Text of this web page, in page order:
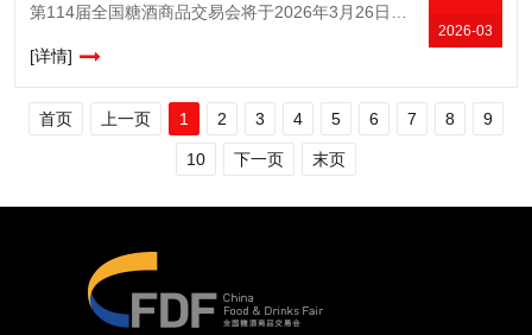
2026-03
[详情]
首页 上一页 1 2 3 4 5 6 7 8 9
10 下一页 末页